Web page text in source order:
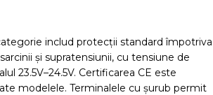
includ protecții standard împotriva
și supratensiunii, cu tensiune de
23.5V–24.5V. Certificarea CE este
modelele. Terminalele cu șurub permit